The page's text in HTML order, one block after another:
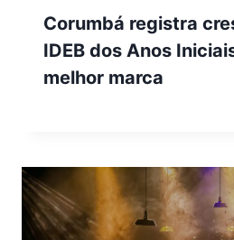
Corumbá registra
IDEB dos Anos
melhor marca